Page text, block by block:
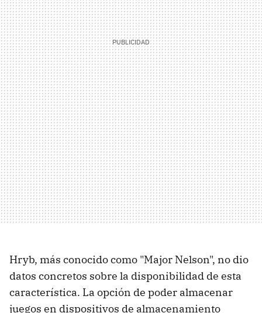
Hryb, más conocido como "Major Nelson", no dio
datos concretos sobre la disponibilidad de esta
característica. La opción de poder almacenar
juegos en dispositivos de almacenamiento